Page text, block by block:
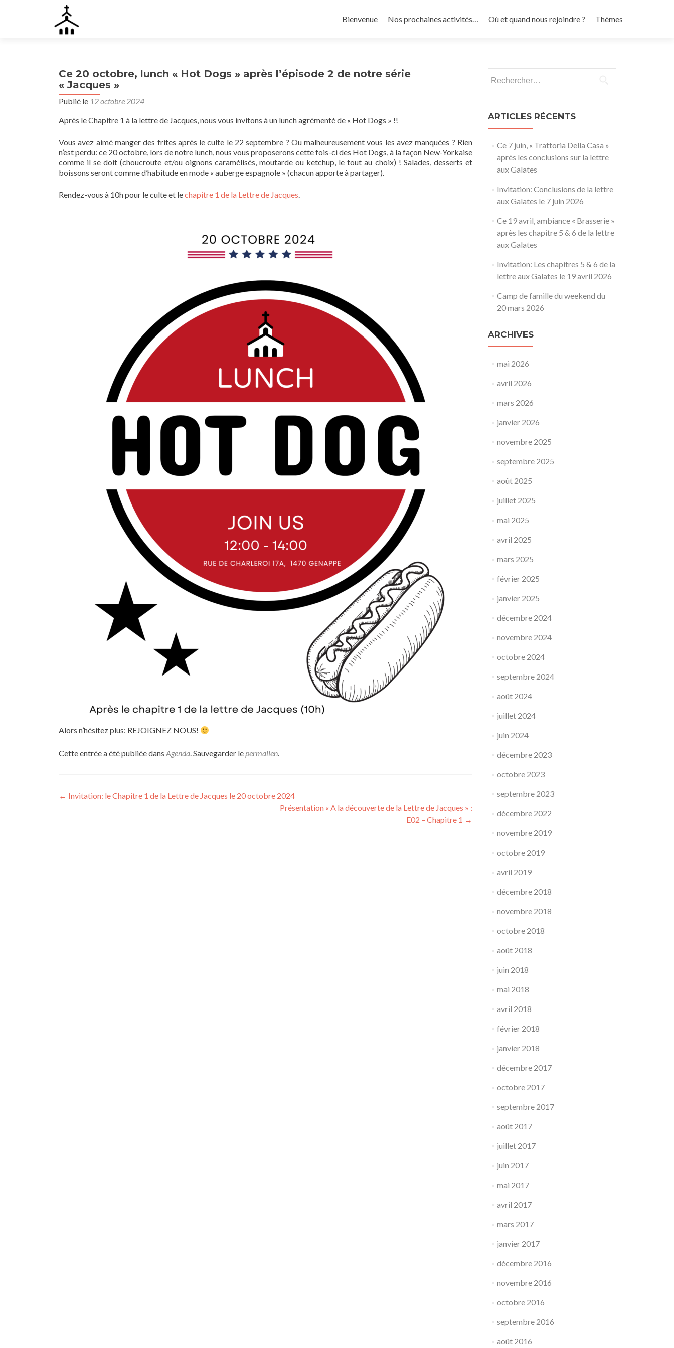
au
Bienvenue Nos prochaines activités… Où et quand nous rejoindre ? Thèmes
Ce 20 octobre, lunch « Hot Dogs » après l’épisode 2 de notre série
« Jacques »
Publié le 12 octobre 2024
Après le Chapitre 1 à la lettre de Jacques, nous vous invitons à un lunch agrémenté de « Hot Dogs » !!
Vous avez aimé manger des frites après le culte le 22 septembre ? Ou malheureusement vous les avez manquées ? Rien
n’est perdu: ce 20 octobre, lors de notre lunch, nous vous proposerons cette fois-ci des Hot Dogs, à la façon New-Yorkaise
comme il se doit (choucroute et/ou oignons caramélisés, moutarde ou ketchup, le tout au choix) ! Salades, desserts et
boissons seront comme d’habitude en mode « auberge espagnole » (chacun apporte à partager).
Rendez-vous à 10h pour le culte et lechapitre 1 de la Lettre de Jacques.
Alors n’hésitez plus: REJOIGNEZ NOUS!
Cette entrée a été publiée dans Agenda. Sauvegarder lepermalien.
Navigation
← Invitation: le Chapitre 1 de la Lettre de Jacques le 20 octobre 2024
Présentation « A la découverte de la Lettre de Jacques » :
E02 – Chapitre 1 →
ARTICLES RÉCENTS
Ce 7 juin, « Trattoria Della Casa »
après les conclusions sur la lettre
aux Galates
Invitation: Conclusions de la lettre
aux Galates le 7 juin 2026
Ce 19 avril, ambiance « Brasserie »
après les chapitre 5 & 6 de la lettre
aux Galates
Invitation: Les chapitres 5 & 6 de la
lettre aux Galates le 19 avril 2026
Camp de famille du weekend du
20 mars 2026
ARCHIVES
mai 2026
avril 2026
mars 2026
janvier 2026
novembre 2025
septembre 2025
août 2025
juillet 2025
mai 2025
avril 2025
mars 2025
février 2025
janvier 2025
décembre 2024
novembre 2024
octobre 2024
septembre 2024
août 2024
juillet 2024
juin 2024
décembre 2023
octobre 2023
septembre 2023
décembre 2022
novembre 2019
octobre 2019
avril 2019
décembre 2018
novembre 2018
octobre 2018
août 2018
juin 2018
mai 2018
avril 2018
février 2018
janvier 2018
décembre 2017
octobre 2017
septembre 2017
août 2017
juillet 2017
juin 2017
mai 2017
avril 2017
mars 2017
janvier 2017
décembre 2016
novembre 2016
octobre 2016
septembre 2016
août 2016